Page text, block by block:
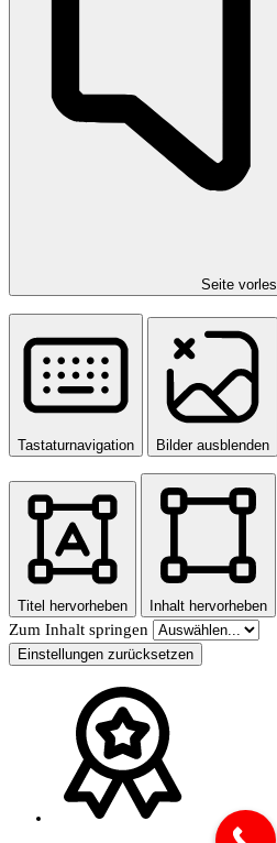
Seite
Tastaturnavigation Bilder ausblenden
Titel hervorheben Inhalt hervorheben
Zum Inhalt springen
Einstellungen zurücksetzen